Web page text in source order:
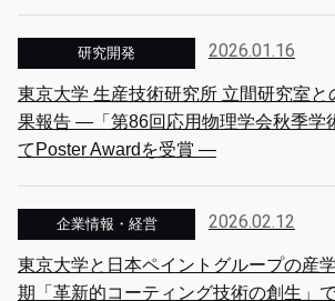
2026.01.16
研究開発
東京大学 生産技術研究所 立間研究室と
果報告 ―「第86回応用物理学会秋季学
てPoster Awardを受賞 ―
2026.02.12
企業情報・経営
東京大学と日本ペイントグループの産
期「革新的コーティング技術の創生」